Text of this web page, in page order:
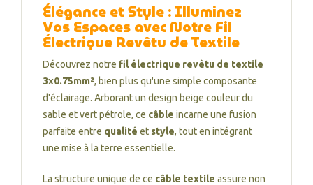
Élégance et Style : Illuminez
Vos Espaces avec Notre Fil
Électrique Revêtu de Textile
Découvrez notre fil électrique revêtu de textile
3x0.75mm², bien plus qu'une simple composante
d'éclairage. Arborant un design beige couleur du
sable et vert pétrole, ce câble incarne une fusion
parfaite entre qualité et style, tout en intégrant
une mise à la terre essentielle.
La structure unique de ce câble textile assure non